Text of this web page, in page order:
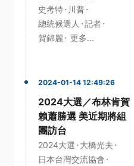
史考特· 川普·
總統候選人 ·記者·
賀錦麗 · 更多...
2024-01-14 12:49:26
2024大選／布林肯賀
賴蕭勝選 美近期將組
團訪台
2024大選 · 大橋光夫 ·
日本台灣交流協會 ·